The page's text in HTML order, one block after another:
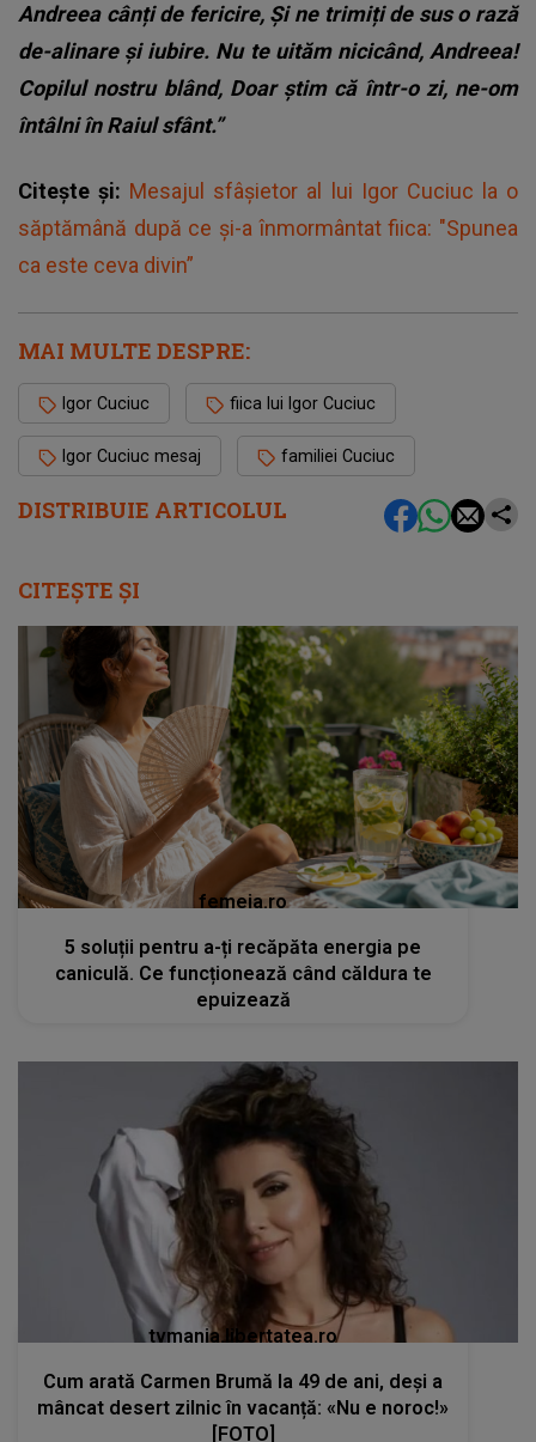
DISTRIBUIE ARTICOLUL
Andreea cânți de fericire, Și ne trimiți de sus o rază
de-alinare și iubire. Nu te uităm nicicând, Andreea!
Copilul nostru blând, Doar știm că într-o zi, ne-om
întâlni în Raiul sfânt.”
Citește și: Mesajul sfâșietor al lui Igor Cuciuc la o
săptămână după ce și-a înmormântat fiica: "Spunea
ca este ceva divin”
MAI MULTE DESPRE:
Igor Cuciuc fiica lui Igor Cuciuc
Igor Cuciuc mesaj familiei Cuciuc
CITEȘTE ȘI
femeia.ro
5 soluții pentru a-ți recăpăta energia pe
caniculă. Ce funcționează când căldura te
epuizează
tvmania.libertatea.ro
Cum arată Carmen Brumă la 49 de ani, deși a
mâncat desert zilnic în vacanță: «Nu e noroc!»
[FOTO]